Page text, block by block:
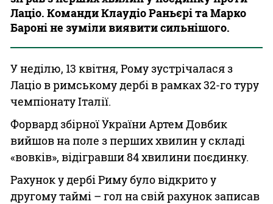
Лаціо. Команди Клаудіо Раньєрі та Марко
Бароні не зуміли виявити сильнішого.
У неділю, 13 квітня, Рому зустрічалася з
Лаціо в римському дербі в рамках 32-го туру
чемпіонату Італії.
Форвард збірної України Артем Довбик
вийшов на поле з перших хвилин у складі
«вовків», відігравши 84 хвилини поєдинку.
Рахунок у дербі Риму було відкрито у
другому таймі – гол на свій рахунок записав